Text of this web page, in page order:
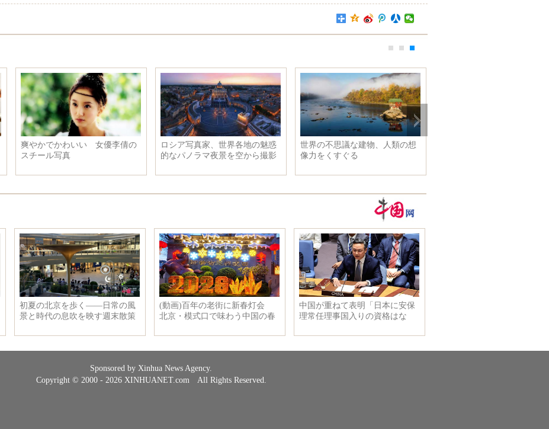
爽やかでかわいい 女優李倩の
スチール写真
ロシア写真家、世界各地の魅惑
的なパノラマ夜景を空から撮影
世界の不思議な建物、人類の想
像力をくすぐる
Sponsored by Xinhua News Agency.
Copyright © 2000 - 2026 XINHUANET.com All Rights Reserved.